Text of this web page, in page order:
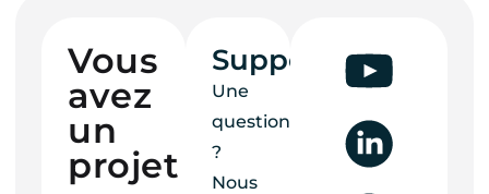
Vous
avez
un
projet ?
Support
Une
question
?
Nous